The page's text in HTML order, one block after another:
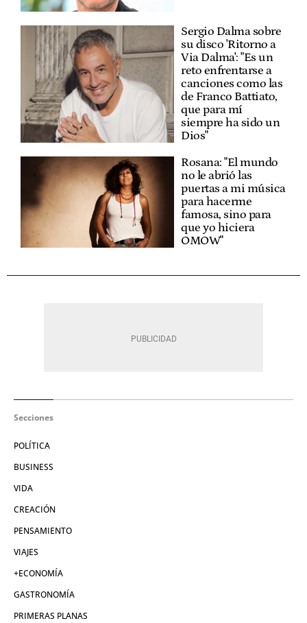
Sergio Dalma sobre
su disco 'Ritorno a
Via Dalma': "Es un
reto enfrentarse a
canciones como las
de Franco Battiato,
que para mí
siempre ha sido un
Dios"
Rosana: "El mundo
no le abrió las
puertas a mi música
para hacerme
famosa, sino para
que yo hiciera
OMOW"
Secciones
POLÍTICA
BUSINESS
VIDA
CREACIÓN
PENSAMIENTO
VIAJES
+ECONOMÍA
GASTRONOMÍA
PRIMERAS PLANAS